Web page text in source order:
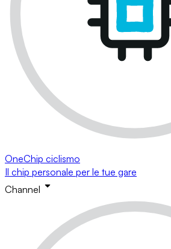
OneChip ciclismo
Il chip personale per le tue gare
Channel